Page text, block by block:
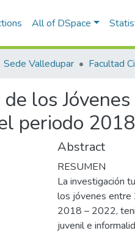
All of DSpace
Sede Valledupar
los
periodo
Abstract
RESUMEN
La investigación
los jóvenes entre
2018 – 2022,
juvenil e